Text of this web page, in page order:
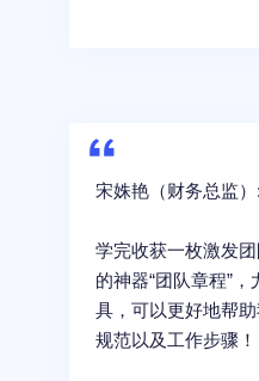
宋姝艳（财务总监）:
学完收获一枚激发
的神器“团队章程”
具，可以更好地帮
规范以及工作步骤！